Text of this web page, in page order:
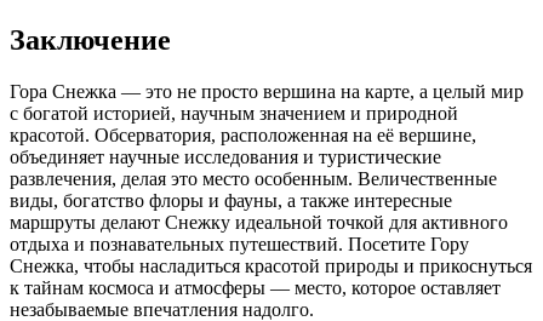
Заключение
Гора Снежка — это не просто вершина на карте, а целый мир
с богатой историей, научным значением и природной
красотой. Обсерватория, расположенная на её вершине,
объединяет научные исследования и туристические
развлечения, делая это место особенным. Величественные
виды, богатство флоры и фауны, а также интересные
маршруты делают Снежку идеальной точкой для активного
отдыха и познавательных путешествий. Посетите Гору
Снежка, чтобы насладиться красотой природы и прикоснуться
к тайнам космоса и атмосферы — место, которое оставляет
незабываемые впечатления надолго.